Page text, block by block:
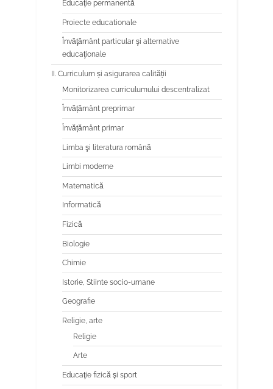
Educaţie permanentă
Proiecte educationale
Învăţământ particular şi alternative
educaţionale
II. Curriculum și asigurarea calității
Monitorizarea curriculumului descentralizat
Învățământ preprimar
Învățământ primar
Limba şi literatura română
Limbi moderne
Matematică
Informatică
Fizică
Biologie
Chimie
Istorie, Stiinte socio-umane
Geografie
Religie, arte
Religie
Arte
Educaţie fizică şi sport